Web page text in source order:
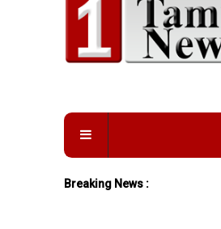
Breaking News :